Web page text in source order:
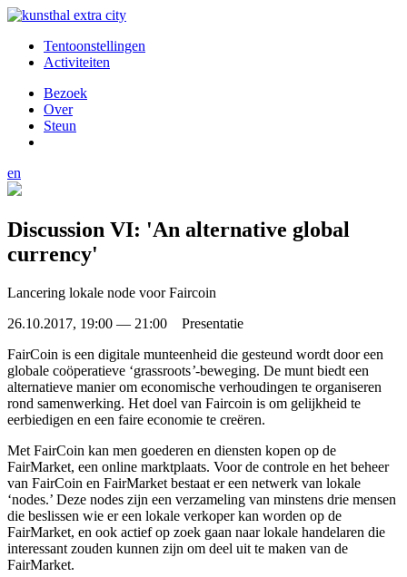
Tentoonstellingen
Activiteiten
Bezoek
Over
Steun
en
Discussion VI: 'An alternative global
currency'
Lancering lokale node voor Faircoin
26.10.2017, 19:00 — 21:00 Presentatie
FairCoin is een digitale munteenheid die gesteund wordt door een
globale coöperatieve ‘grassroots’-beweging. De munt biedt een
alternatieve manier om economische verhoudingen te organiseren
rond samenwerking. Het doel van Faircoin is om gelijkheid te
eerbiedigen en een faire economie te creëren.
Met FairCoin kan men goederen en diensten kopen op de
FairMarket, een online marktplaats. Voor de controle en het beheer
van FairCoin en FairMarket bestaat er een netwerk van lokale
‘nodes.’ Deze nodes zijn een verzameling van minstens drie mensen
die beslissen wie er een lokale verkoper kan worden op de
FairMarket, en ook actief op zoek gaan naar lokale handelaren die
interessant zouden kunnen zijn om deel uit te maken van de
FairMarket.